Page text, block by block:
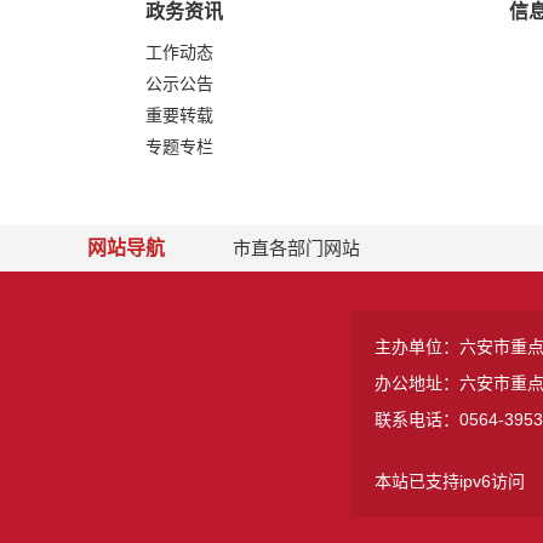
政务资讯
工作动态
公示公告
重要转载
专题专栏
信
网站导航 市直各部门网站
主办单位：六安市重
办公地址：六安市重
联系电话：0564-
本站已支持ipv6访问